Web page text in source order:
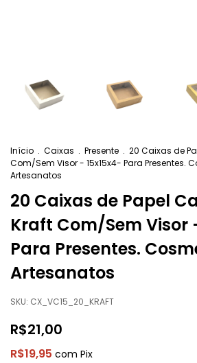
Início . Caixas . Presente . 20 Caixas de
Com/Sem Visor - 15x15x4- Para Presentes.
Artesanatos
20 Caixas de Papel
Kraft Com/Sem Visor
Para Presentes.
Artesanatos
SKU: CX_VC15_20_KRAFT
R$21,00
R$19,95 com Pix